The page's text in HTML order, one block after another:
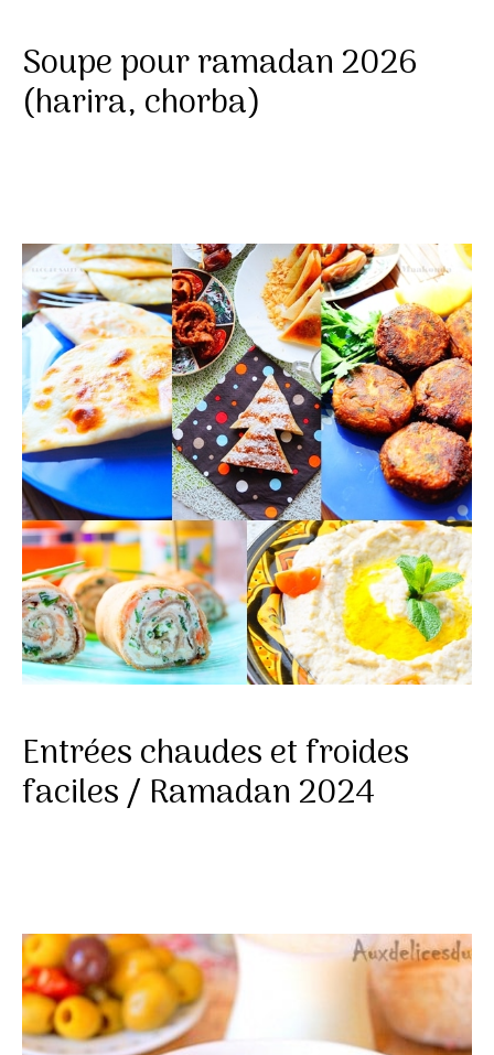
Soupe pour ramadan 2026
(harira, chorba)
Entrées chaudes et froides
faciles / Ramadan 2024